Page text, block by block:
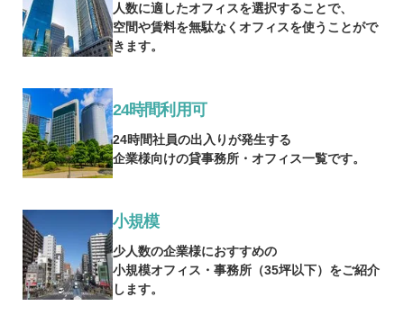
人数に適したオフィスを選択することで、
空間や賃料を無駄なくオフィスを使うことがで
きます。
24時間利用可
24時間社員の出入りが発生する
企業様向けの貸事務所・オフィス一覧です。
小規模
少人数の企業様におすすめの
小規模オフィス・事務所（35坪以下）をご紹介
します。